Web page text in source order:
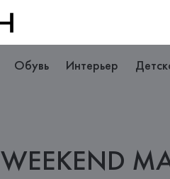
Обувь Интерьер
WEEKEND